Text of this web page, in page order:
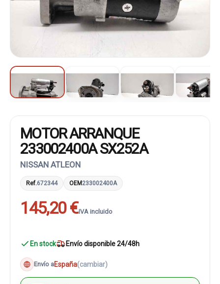
MOTOR ARRANQUE
233002400A SX252A
NISSAN ATLEON
Ref.672344 OEM233002400A
145,20 €IVA incluido
En stock Envío disponible 24/48h
Envío aEspaña(cambiar)